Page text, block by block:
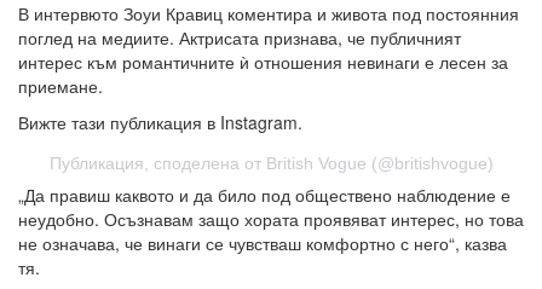
В интервюто Зоуи Кравиц коментира и живота под постоянния
поглед на медиите. Актрисата признава, че публичният
интерес към романтичните ѝ отношения невинаги е лесен за
приемане.
Вижте тази публикация в Instagram.
Публикация, споделена от British Vogue (@britishvogue)
„Да правиш каквото и да било под обществено наблюдение е
неудобно. Осъзнавам защо хората проявяват интерес, но това
не означава, че винаги се чувстваш комфортно с него“, казва
тя.